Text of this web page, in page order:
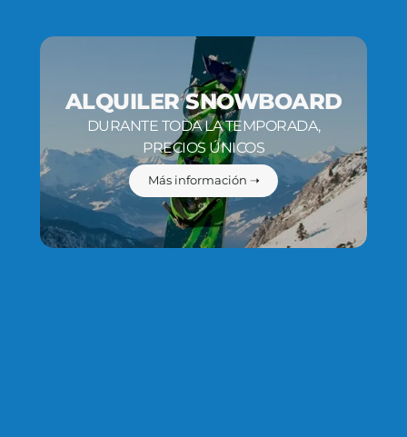
ALQUILER SNOWBOARD
DURANTE TODA LA TEMPORADA,
PRECIOS ÚNICOS
Más información ➝